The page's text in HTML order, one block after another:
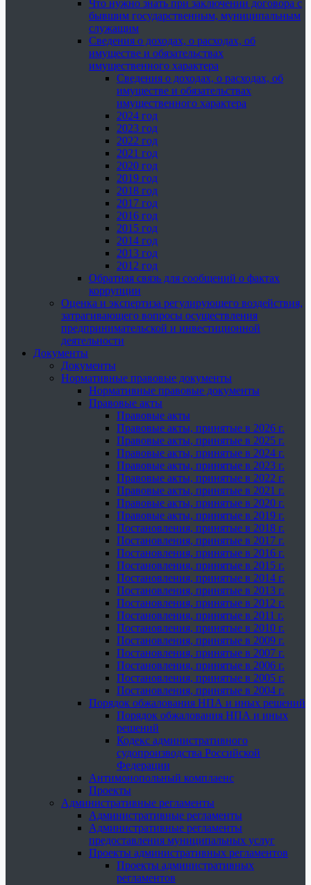
Что нужно знать при заключении договора с
бывшим государственным, муниципальным
служащим
Сведения о доходах, о расходах, об
имуществе и обязательствах
имущественного характера
Сведения о доходах, о расходах, об
имуществе и обязательствах
имущественного характера
2024 год
2023 год
2022 год
2021 год
2020 год
2019 год
2018 год
2017 год
2016 год
2015 год
2014 год
2013 год
2012 год
Обратная связь для сообщений о фактах
коррупции
Оценка и экспертиза регулирующего воздействия,
затрагивающего вопросы осуществления
предпринимательской и инвестиционной
деятельности
Документы
Документы
Нормативные правовые документы
Нормативные правовые документы
Правовые акты
Правовые акты
Правовые акты, принятые в 2026 г.
Правовые акты, принятые в 2025 г.
Правовые акты, принятые в 2024 г.
Правовые акты, принятые в 2023 г.
Правовые акты, принятые в 2022 г.
Правовые акты, принятые в 2021 г.
Правовые акты, принятые в 2020 г.
Правовые акты, принятые в 2019 г.
Постановления, принятые в 2018 г.
Постановления, принятые в 2017 г.
Постановления, принятые в 2016 г.
Постановления, принятые в 2015 г.
Постановления, принятые в 2014 г.
Постановления, принятые в 2013 г.
Постановления, принятые в 2012 г.
Постановления, принятые в 2011 г.
Постановления, принятые в 2010 г.
Постановления, принятые в 2009 г.
Постановления, принятые в 2007 г.
Постановления, принятые в 2006 г.
Постановления, принятые в 2005 г.
Постановления, принятые в 2004 г.
Порядок обжалования НПА и иных решений
Порядок обжалования НПА и иных
решений
Кодекс административного
судопроизводства Российской
Федерации
Антимонопольный комплаенс
Проекты
Административные регламенты
Административные регламенты
Административные регламенты
предоставления муниципальных услуг
Проекты административных регламентов
Проекты административных
регламентов